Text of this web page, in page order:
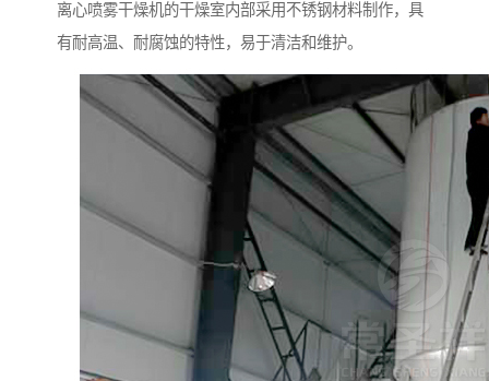
离心喷雾干燥机的干燥室内部采用不锈钢材料制作，具
有耐高温、耐腐蚀的特性，易于清洁和维护。